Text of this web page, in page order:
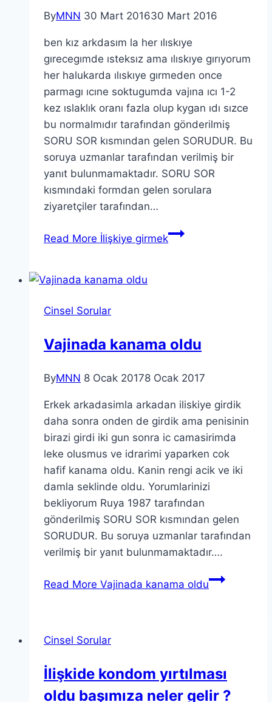
ByMNN 30 Mart 201630 Mart 2016
ben kız arkdasım la her ılıskıye
gırecegımde ısteksız ama ılıskıye gırıyorum
her halukarda ılıskıye gırmeden once
parmagı ıcıne soktugumda vajına ıcı 1-2
kez ıslaklık oranı fazla olup kygan ıdı sızce
bu normalmıdır tarafından gönderilmiş
SORU SOR kısmından gelen SORUDUR. Bu
soruya uzmanlar tarafından verilmiş bir
yanıt bulunmamaktadır. SORU SOR
kısmındaki formdan gelen sorulara
ziyaretçiler tarafından…
Read More İlişkiye girmek
Cinsel Sorular
Vajinada kanama oldu
ByMNN 8 Ocak 20178 Ocak 2017
Erkek arkadasimla arkadan iliskiye girdik
daha sonra onden de girdik ama penisinin
birazi girdi iki gun sonra ic camasirimda
leke olusmus ve idrarimi yaparken cok
hafif kanama oldu. Kanin rengi acik ve iki
damla seklinde oldu. Yorumlarinizi
bekliyorum Ruya 1987 tarafından
gönderilmiş SORU SOR kısmından gelen
SORUDUR. Bu soruya uzmanlar tarafından
verilmiş bir yanıt bulunmamaktadır….
Read More Vajinada kanama oldu
Cinsel Sorular
İlişkide kondom yırtılması
oldu başımıza neler gelir ?